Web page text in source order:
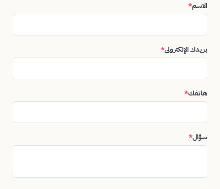
الاسم*
بريدك الإلكتروني*
هاتفك*
سؤال*